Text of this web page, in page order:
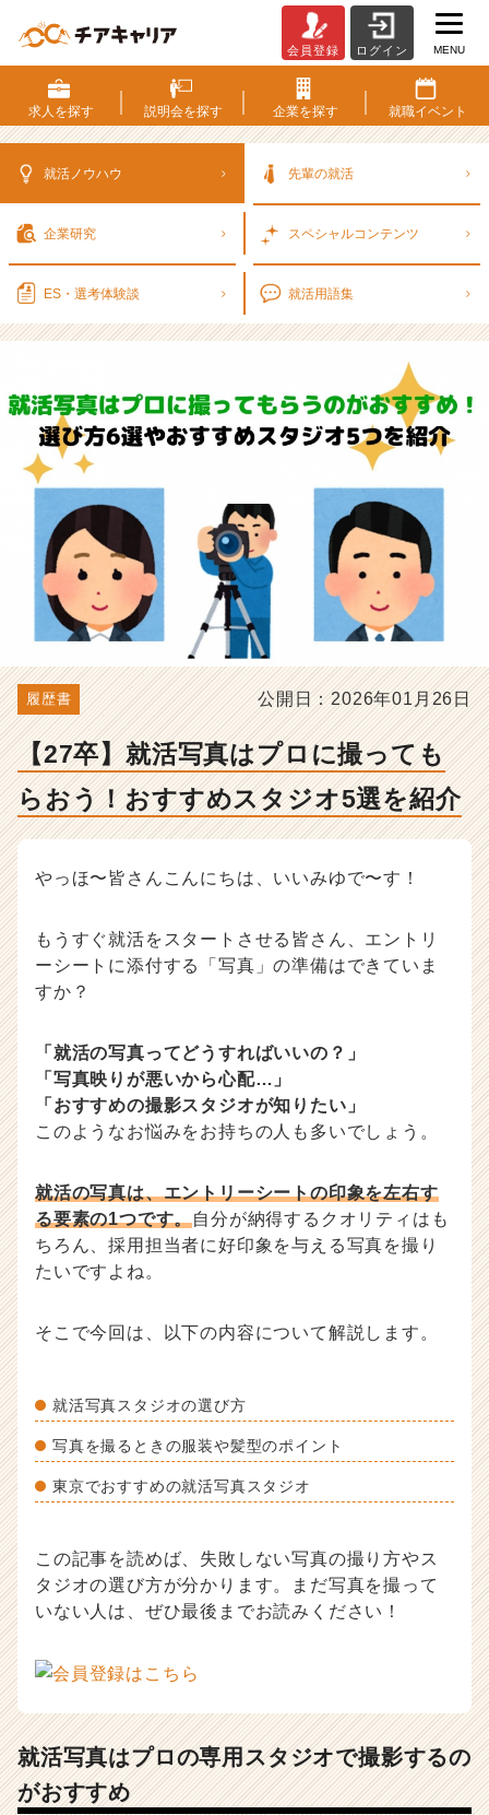
7
卒】
就
ロ
ら
お
う！
5
介
-
選
考
対
就
ノ
ウ
ハ
事
ベ
ン
チ
ー・
成
長
企
ス
ト
が
届
く
就
サ
イ
ト
チ
キ
リ
（C
会員登録 ログイン MENU
求人を探す 説明会を探す 企業を探す 就職イベント
就活ノウハウ 先輩の就活
企業研究 スペシャルコンテンツ
ES・選考体験談 就活用語集
履歴書 公開日：2026年01月26日
【27卒】就活写真はプロに撮っても
らおう！おすすめスタジオ5選を紹介
やっほ〜皆さんこんにちは、いいみゆで〜す！
もうすぐ就活をスタートさせる皆さん、エントリ
ーシートに添付する「写真」の準備はできていま
すか？
「就活の写真ってどうすればいいの？」
「写真映りが悪いから心配…」
「おすすめの撮影スタジオが知りたい」
このようなお悩みをお持ちの人も多いでしょう。
就活の写真は、エントリーシートの印象を左右す
る要素の1つです。自分が納得するクオリティはも
ちろん、採用担当者に好印象を与える写真を撮り
たいですよね。
そこで今回は、以下の内容について解説します。
就活写真スタジオの選び方
写真を撮るときの服装や髪型のポイント
東京でおすすめの就活写真スタジオ
この記事を読めば、失敗しない写真の撮り方やス
タジオの選び方が分かります。まだ写真を撮って
いない人は、ぜひ最後までお読みください！
就活写真はプロの専用スタジオで撮影するの
がおすすめ